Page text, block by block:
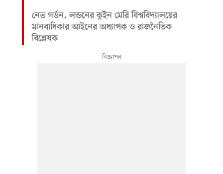
নেভ গর্ডন, লন্ডনের কুইন মেরি বিশ্ববিদ্যালয়ের
মানবাধিকার আইনের অধ্যাপক ও রাজনৈতিক
বিশ্লেষক